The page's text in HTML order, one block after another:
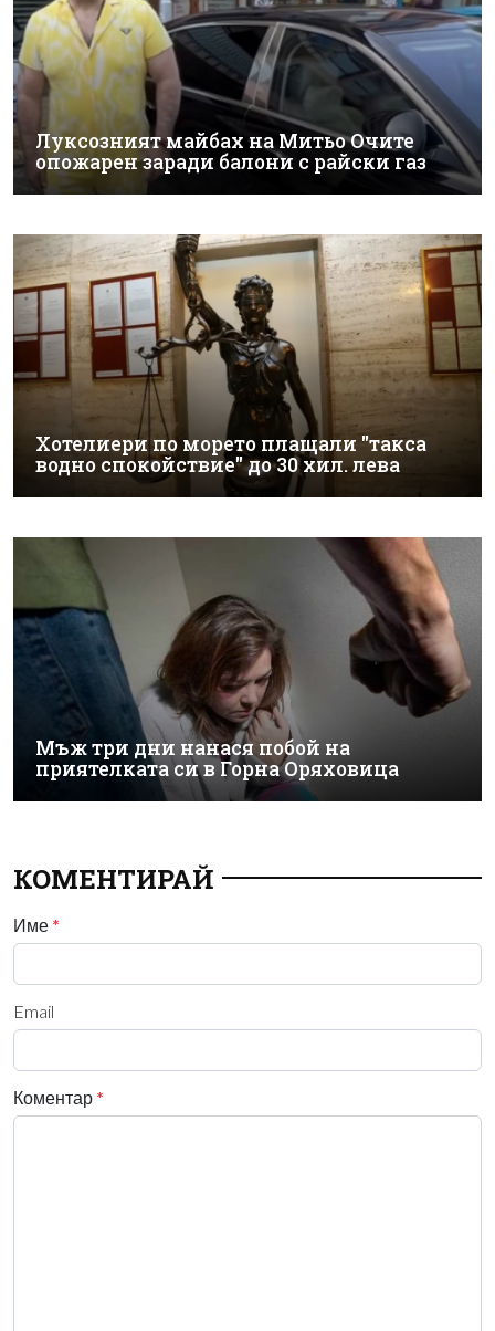
Луксозният майбах на Митьо Очите
опожарен заради балони с райски газ
Хотелиери по морето плащали "такса
водно спокойствие" до 30 хил. лева
Мъж три дни нанася побой на
приятелката си в Горна Оряховица
КОМЕНТИРАЙ
Име *
Email
Коментар *